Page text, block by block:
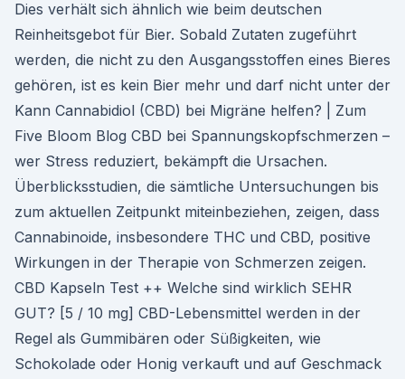
Dies verhält sich ähnlich wie beim deutschen
Reinheitsgebot für Bier. Sobald Zutaten zugeführt
werden, die nicht zu den Ausgangsstoffen eines Bieres
gehören, ist es kein Bier mehr und darf nicht unter der
Kann Cannabidiol (CBD) bei Migräne helfen? | Zum
Five Bloom Blog CBD bei Spannungskopfschmerzen –
wer Stress reduziert, bekämpft die Ursachen.
Überblicksstudien, die sämtliche Untersuchungen bis
zum aktuellen Zeitpunkt miteinbeziehen, zeigen, dass
Cannabinoide, insbesondere THC und CBD, positive
Wirkungen in der Therapie von Schmerzen zeigen.
CBD Kapseln Test ++ Welche sind wirklich SEHR
GUT? [5 / 10 mg] CBD-Lebensmittel werden in der
Regel als Gummibären oder Süßigkeiten, wie
Schokolade oder Honig verkauft und auf Geschmack